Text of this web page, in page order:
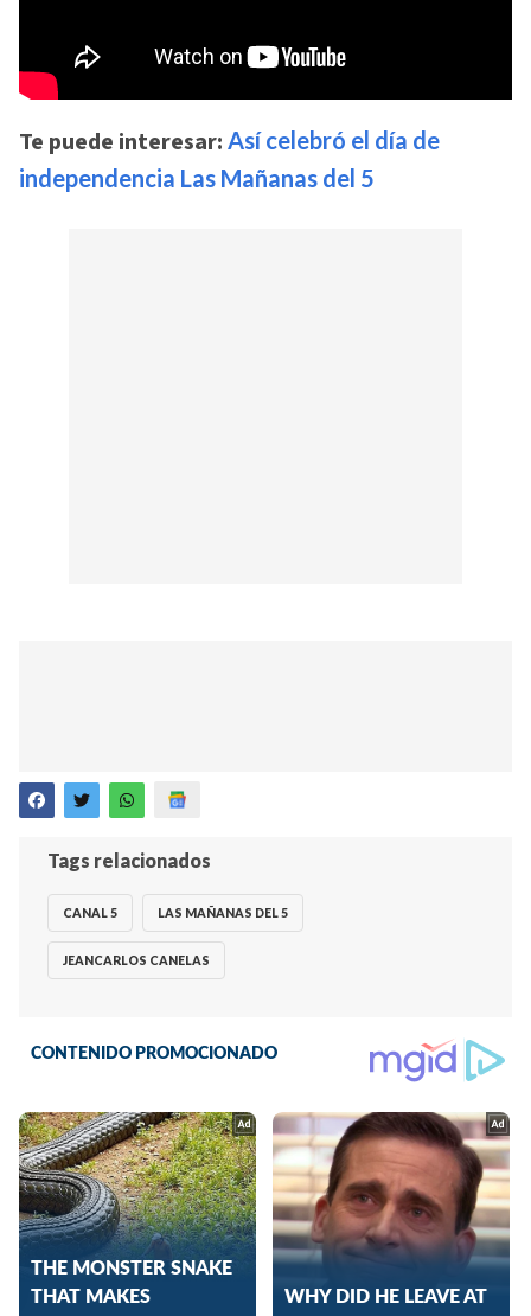
Te puede interesar: Así celebró el día de
independencia Las Mañanas del 5
Tags relacionados
CANAL 5 LAS MAÑANAS DEL 5
JEANCARLOS CANELAS